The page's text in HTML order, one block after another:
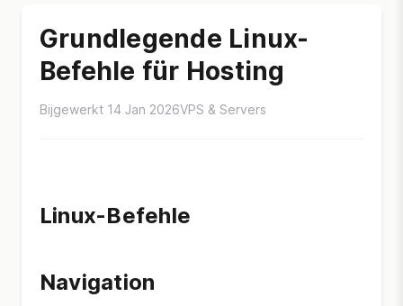
Grundlegende Linux-
Befehle für Hosting
Bijgewerkt 14 Jan 2026VPS & Servers
Linux-Befehle
Navigation